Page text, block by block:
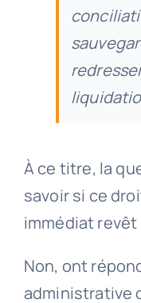
À ce titre, la
savoir si ce
immédiat
Non, ont
administrative